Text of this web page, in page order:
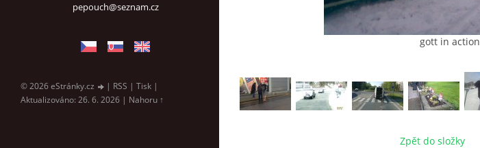
pepouch@seznam.cz
© 2026 eStránky.cz | RSS | Tisk |
Aktualizováno: 26. 6. 2026 | Nahoru ↑
gott in action
Zpět do složky